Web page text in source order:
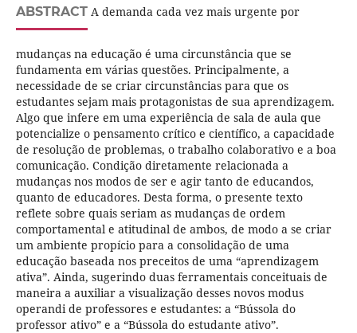
ABSTRACTA demanda cada vez mais urgente por
mudanças na educação é uma circunstância que se
fundamenta em várias questões. Principalmente, a
necessidade de se criar circunstâncias para que os
estudantes sejam mais protagonistas de sua aprendizagem.
Algo que infere em uma experiência de sala de aula que
potencialize o pensamento crítico e científico, a capacidade
de resolução de problemas, o trabalho colaborativo e a boa
comunicação. Condição diretamente relacionada a
mudanças nos modos de ser e agir tanto de educandos,
quanto de educadores. Desta forma, o presente texto
reflete sobre quais seriam as mudanças de ordem
comportamental e atitudinal de ambos, de modo a se criar
um ambiente propício para a consolidação de uma
educação baseada nos preceitos de uma “aprendizagem
ativa”. Ainda, sugerindo duas ferramentais conceituais de
maneira a auxiliar a visualização desses novos modus
operandi de professores e estudantes: a “Bússola do
professor ativo” e a “Bússola do estudante ativo”.